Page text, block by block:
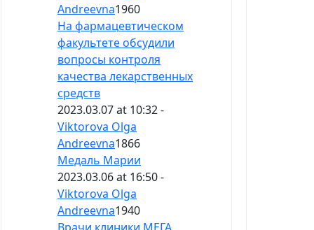
Andreevna1960
На фармацевтическом
факультете обсудили
вопросы контроля
качества лекарственных
средств
2023.03.07 at 10:32 -
Viktorova Olga
Andreevna1866
Медаль Марии
2023.03.06 at 16:50 -
Viktorova Olga
Andreevna1940